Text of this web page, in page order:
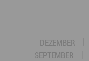
DEZEMBER
SEPTEMBER